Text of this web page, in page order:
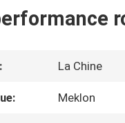
La Chine
Meklon